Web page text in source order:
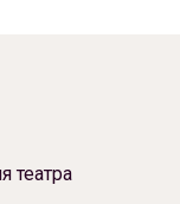
театра